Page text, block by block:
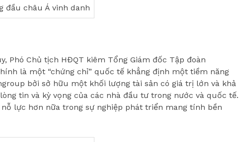
Phó Chủ tịch HĐQT kiêm Tổng Giám đốc Tập đoàn
là một “chứng chỉ” quốc tế khẳng định một tiềm năng
bởi sở hữu một khối lượng tài sản có giá trị lớn và khả
tin và kỳ vọng của các nhà đầu tư trong nước và quốc tế.
lực hơn nữa trong sự nghiệp phát triển mang tính bền